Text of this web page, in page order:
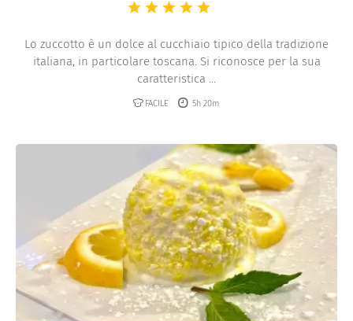
Lo zuccotto è un dolce al cucchiaio tipico della tradizione
italiana, in particolare toscana. Si riconosce per la sua
caratteristica ...
FACILE 5h 20m